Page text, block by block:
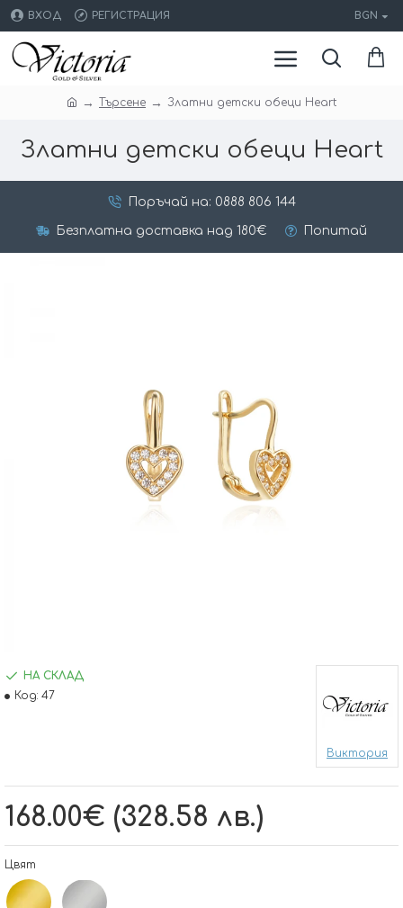
ВХОД РЕГИСТРАЦИЯ BGN
Търсене Златни детски обеци Heart
Златни детски обеци Heart
Поръчай на: 0888 806 144
Безплатна доставка над 180€ Попитай
168.00€ (328.58 лв.)
НА СКЛАД
Код: 47
Виктория
Цвят